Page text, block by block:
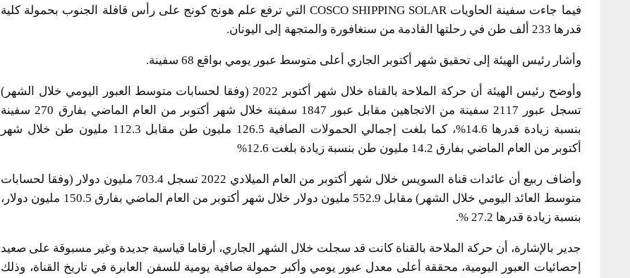
فيما جاءت سفينة الحاويات COSCO SHIPPING SOLAR التي ترفع علم هونج كونج على رأس قافلة الجنوب بحمولة كلية
قدرها 233 ألف طن في رحلتها القادمة من سنغافورة والمتجهة إلى اليونان.
وأشار رئيس الهيئة إلى تحقيق شهر أكتوبر الجاري أعلى متوسط عبور يومي بواقع 68 سفينة.
وأوضح رئيس الهيئة أن حركة الملاحة بالقناة خلال شهر أكتوبر 2022 (وفقا لحسابات متوسط العبور اليومي خلال الشهر)
تسجل عبور 2117 سفينة من الاتجاهين مقابل عبور 1847 سفينة خلال شهر أكتوبر من العام الماضي بفارق 270 سفينة
بنسبة زيادة قدرها 14.6%، كما بلغت إجمالي الحمولات الصافية 126.5 مليون طن مقابل 112.3 مليون طن خلال شهر
أكتوبر من العام الماضي بفارق 14.2 مليون طن بنسبة زيادة بلغت 12.6%
وأضاف ربيع أن عائدات قناة السويس خلال شهر أكتوبر من العام الميلادي 2022 تسجل 703.4 مليون دولار (وفقا لحسابات
متوسط العائد اليومي خلال الشهر) مقابل 552.9 مليون دولار خلال شهر أكتوبر من العام الماضي بفارق 150.5 مليون دولار،
بنسبة زيادة قدرها 27.2 %.
جدير بالإشارة، أن حركة الملاحة بالقناة كانت قد سجلت خلال الشهر الجاري، أرقاما قياسية جديدة وغير مسبوقة على صعيد
إحصائيات العبور اليومية، محققة أعلى معدل عبور يومي وأكبر حمولة صافية يومية للسفن العابرة في تاريخ القناة، وذلك